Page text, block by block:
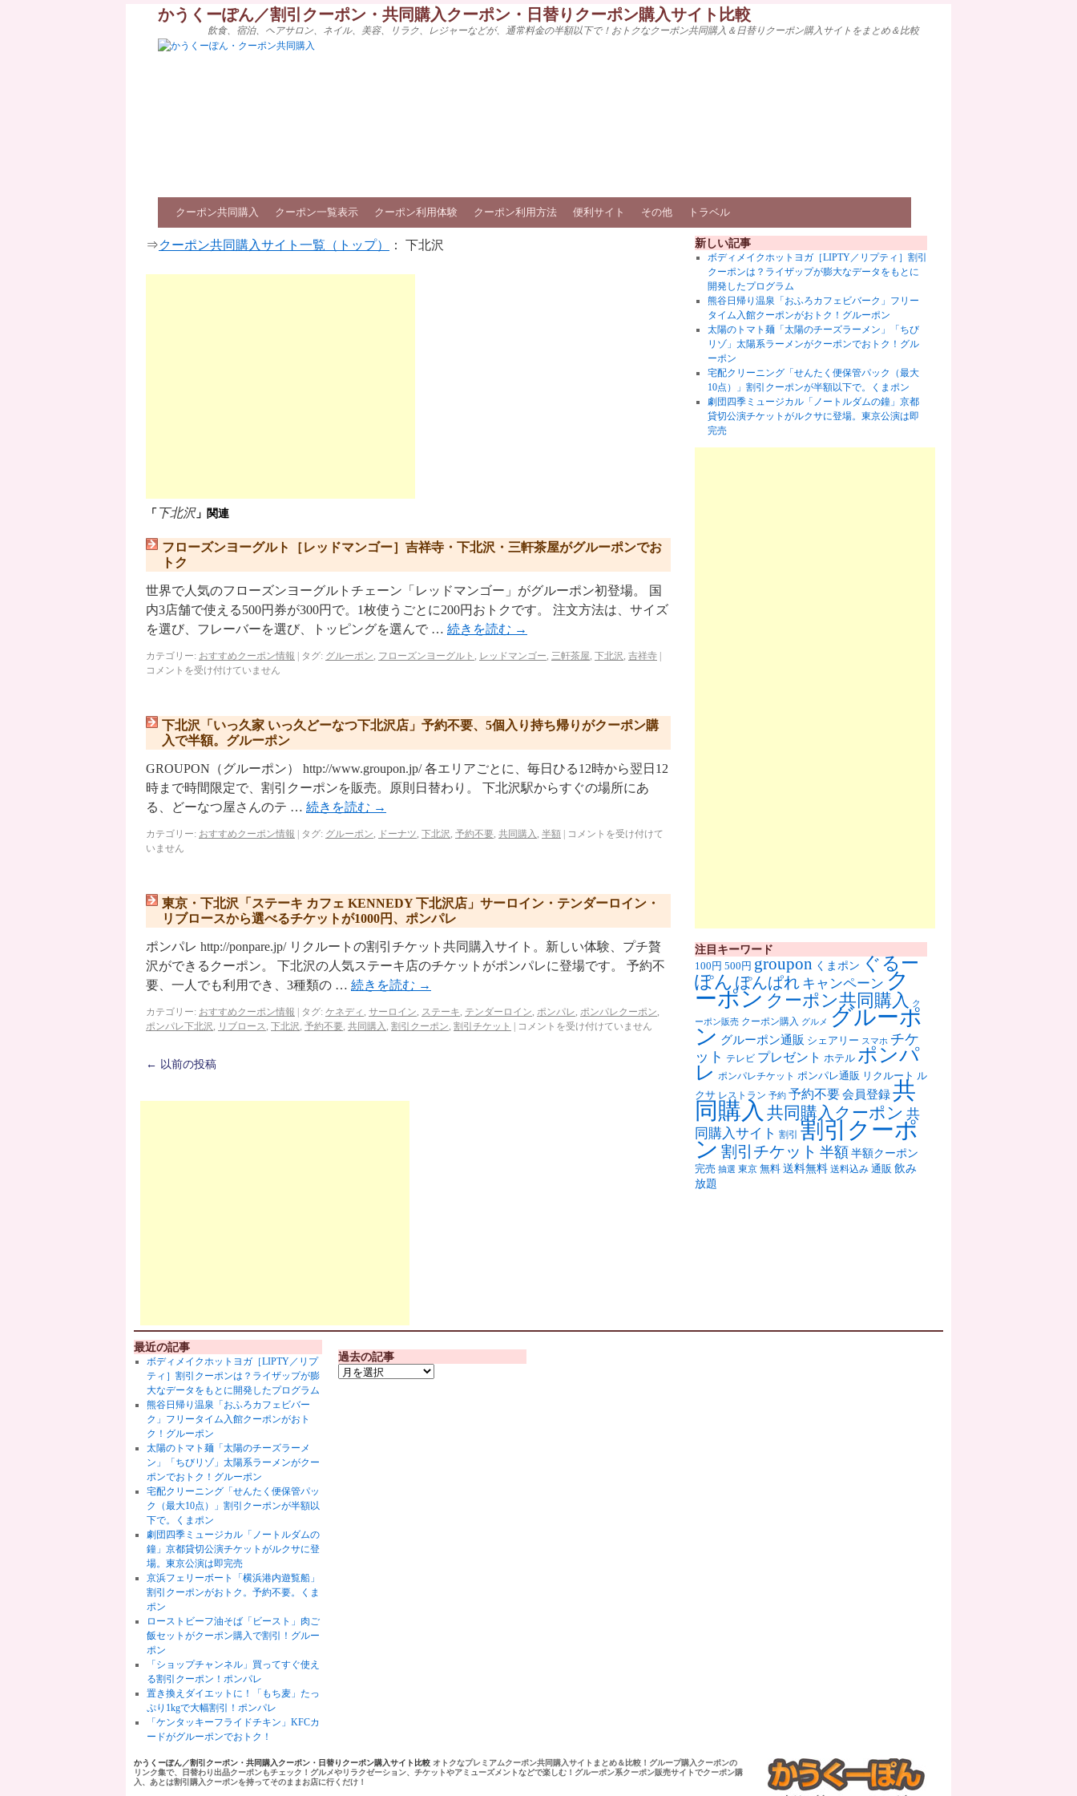
かうくーぽん／割引クーポン・共同購入クーポン・日替りクーポン購入サイト比較
飲食、宿泊、ヘアサロン、ネイル、美容、リラク、レジャーなどが、通常料金の半額以下で！おトクなクーポン共同購入＆日替りクーポン購入サイトをまとめ＆比較
クーポン共同購入 クーポン一覧表示 クーポン利用体験 クーポン利用方法 便利サイト その他 トラベル
⇒クーポン共同購入サイト一覧（トップ） ： 下北沢
「 下北沢 」関連
フローズンヨーグルト［レッドマンゴー］吉祥寺・下北沢・三軒茶屋がグルーポンでお
トク
世界で人気のフローズンヨーグルトチェーン「レッドマンゴー」がグルーポン初登場。 国
内3店舗で使える500円券が300円で。1枚使うごとに200円おトクです。 注文方法は、サイズ
を選び、フレーバーを選び、トッピングを選んで … 続きを読む →
カテゴリー: おすすめクーポン情報 タグ: グルーポン, フローズンヨーグルト , レッドマンゴー, 三軒茶屋, 下北沢 , 吉祥寺
コメントを受け付けていません
下北沢「いっ久家 いっ久どーなつ下北沢店」予約不要、5個入り持ち帰りがクーポン購
入で半額。グルーポン
GROUPON（グルーポン） http://www.groupon.jp/ 各エリアごとに、毎日ひる12時から翌日12
時まで時間限定で、割引クーポンを販売。原則日替わり。 下北沢駅からすぐの場所にあ
る、どーなつ屋さんのテ … 続きを読む →
カテゴリー: おすすめクーポン情報 タグ: グルーポン, ドーナツ, 下北沢 , 予約不要, 共同購入 , 半額
コメントを受け付けて
いません
東京・下北沢「ステーキ カフェ KENNEDY 下北沢店」サーロイン・テンダーロイン・
リブロースから選べるチケットが1000円、ポンパレ
ポンパレ http://ponpare.jp/ リクルートの割引チケット共同購入サイト。新しい体験、プチ贅
沢ができるクーポン。 下北沢の人気ステーキ店のチケットがポンパレに登場です。 予約不
要、一人でも利用でき、3種類の … 続きを読む →
カテゴリー: おすすめクーポン情報 タグ: ケネディ , サーロイン, ステーキ, テンダーロイン, ポンパレ, ポンパレクーポン,
ポンパレ下北沢 , リブロース, 下北沢 , 予約不要, 共同購入 , 割引クーポン, 割引チケット コメントを受け付けていません
← 以前の投稿
新しい記事
ボディメイクホットヨガ［LIPTY／リプティ］割引
クーポンは？ライザップが膨大なデータをもとに
開発したプログラム
熊谷日帰り温泉「おふろカフェビバーク」フリー
タイム入館クーポンがおトク！グルーポン
太陽のトマト麺「太陽のチーズラーメン」「ちび
リゾ」太陽系ラーメンがクーポンでおトク！グル
ーポン
宅配クリーニング「せんたく便保管パック（最大
10点）」割引クーポンが半額以下で。くまポン
劇団四季ミュージカル「ノートルダムの鐘」京都
貸切公演チケットがルクサに登場。東京公演は即
完売
注目キーワード
100円 500円 groupon くまポン ぐるー
ぽん ぽんぱれ キャンペーン ク
ーポン クーポン共同購入 ク
ーポン販売 クーポン購入 グルメ グルーポ
ン グルーポン通販 シェアリー スマホ チケ
ット テレビ プレゼント ホテル ポンパ
レ ポンパレチケット ポンパレ通販 リクルート ル
クサ レストラン 予約 予約不要会員登録共
同購入 共同購入クーポン 共
同購入サイト 割引 割引クーポ
ン 割引チケット 半額 半額クーポン
完売 抽選 東京 無料 送料無料 送料込み 通販 飲み
放題
最近の記事
ボディメイクホットヨガ［LIPTY／リプ
ティ］割引クーポンは？ライザップが膨
大なデータをもとに開発したプログラム
熊谷日帰り温泉「おふろカフェビバー
ク」フリータイム入館クーポンがおト
ク！グルーポン
太陽のトマト麺「太陽のチーズラーメ
ン」「ちびリゾ」太陽系ラーメンがクー
ポンでおトク！グルーポン
宅配クリーニング「せんたく便保管パッ
ク（最大10点）」割引クーポンが半額以
下で。くまポン
劇団四季ミュージカル「ノートルダムの
鐘」京都貸切公演チケットがルクサに登
場。東京公演は即完売
京浜フェリーボート「横浜港内遊覧船」
割引クーポンがおトク。予約不要。くま
ポン
ローストビーフ油そば「ビースト」肉ご
飯セットがクーポン購入で割引！グルー
ポン
「ショップチャンネル」買ってすぐ使え
る割引クーポン！ポンパレ
置き換えダイエットに！「もち麦」たっ
ぷり1kgで大幅割引！ポンパレ
「ケンタッキーフライドチキン」KFCカ
ードがグルーポンでおトク！
過去の記事
かうくーぽん／割引クーポン・共同購入クーポン・日替りクーポン購入サイト比較 オトクなプレミアムクーポン共同購入サイトまとめ＆比較！グループ購入クーポンの
リンク集で、日替わり出品クーポンもチェック！グルメやリラクゼーション、チケットやアミューズメントなどで楽しむ！グルーポン系クーポン販売サイトでクーポン購
入、あとは割引購入クーポンを持ってそのままお店に行くだけ！